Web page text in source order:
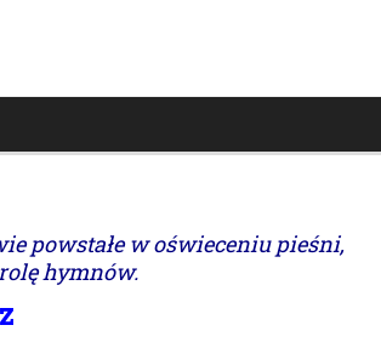
powstałe w oświeceniu pieśni,
hymnów.